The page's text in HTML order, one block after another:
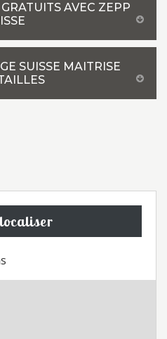
AVEC ZEPP
SUISSE MAITRISE